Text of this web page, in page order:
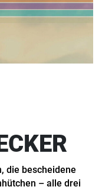
die bescheidene
– alle drei